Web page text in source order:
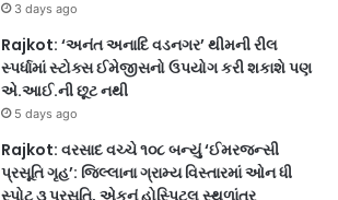
3 days ago
Rajkot: ‘અનંત અનાદિ વડનગર’ થીમની રીલ
સ્પર્ધામાં સ્ટોક્સ ઈમેજીસનો ઉપયોગ કરી શકાશે પણ
એ.આઈ.ની છૂટ નથી
5 days ago
Rajkot: વરસાદ વચ્ચે ૧૦૮ બન્યું ‘ઈમરજન્સી
પ્રસૂતિ ગૃહ’: જિલ્લાના ગ્રામ્ય વિસ્તારમાં ઓન ધી